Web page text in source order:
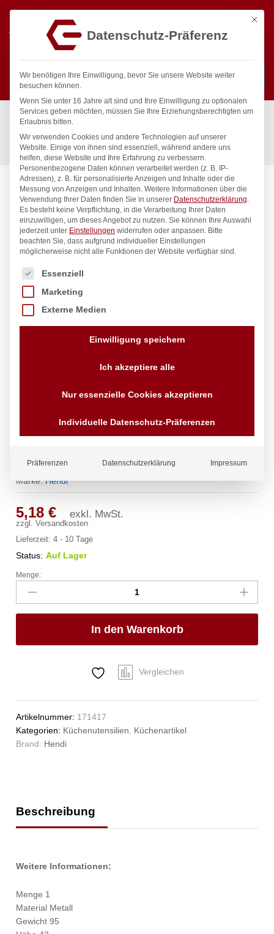
Suchen
Start / Gastronomiebedarf & Gastro Geräte für Profis
Küchenartikel
Küchenutensilien
/
Servierzange, gebogen, HENDI, (L)235mm
(L)235mm
Marke:Hendi
5,18€ exkl. MwSt.
zzgl.Versandkosten
Lieferzeit:4 - 10 Tage
Status: Auf Lager
Servierzange,
gebogen,
HENDI,
(L)235mm
Menge:
In den Warenkorb
Vergleichen
Artikelnummer: 171417
Kategorien: Küchenutensilien, Küchenartikel
Brand: Hendi
Beschreibung
Weitere Informationen:
Menge 1
Material Metall
Gewicht 95
Mit
Datenschutz-Präferenz
Wir benötigen Ihre Einwilligung, bevor Sie unsere Website weiter
besuchen können.
Wenn Sie unter 16 Jahre alt sind und Ihre Einwilligung zu optionalen
Services geben möchten, müssen Sie Ihre Erziehungsberechtigten um
Erlaubnis bitten.
Wir verwenden Cookies und andere Technologien auf unserer
Website. Einige von ihnen sind essenziell, während andere uns
helfen, diese Website und Ihre Erfahrung zu verbessern.
Personenbezogene Daten können verarbeitet werden (z. B. IP-
Adressen), z. B. für personalisierte Anzeigen und Inhalte oder die
Messung von Anzeigen und Inhalten. Weitere Informationen über die
Verwendung Ihrer Daten finden Sie in unserer Datenschutzerklärung.
Es besteht keine Verpflichtung, in die Verarbeitung Ihrer Daten
einzuwilligen, um dieses Angebot zu nutzen. Sie können Ihre Auswahl
jederzeit unter Einstellungen widerrufen oder anpassen. Bitte
beachten Sie, dass aufgrund individueller Einstellungen
möglicherweise nicht alle Funktionen der Website verfügbar sind.
Es folgt eine Liste der Service-Gruppen, für die eine
Essenziell
Marketing
Externe Medien
Einwilligung speichern
Ich akzeptiere alle
Nur essenzielle Cookies akzeptieren
Individuelle Datenschutz-Präferenzen
Präferenzen Datenschutzerklärung Impressum